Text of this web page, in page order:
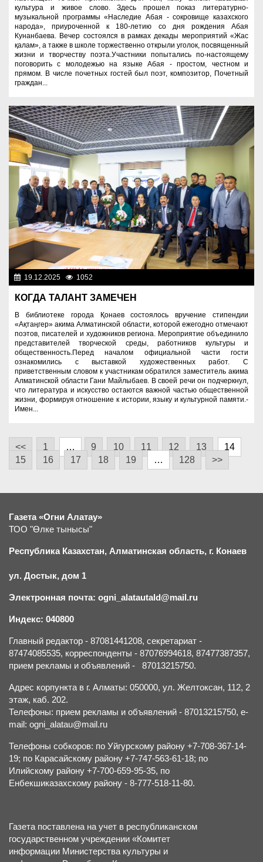
культура и живое слово. Здесь прошел показ литературно-
музыкальной программы «Наследие Абая - сокровище казахского
народа», приуроченной к 180-летию со дня рождения Абая
Кунанбаева. Вечер состоялся в рамках декады мероприятий «Жас
қалам», а также в школе торжественно открыли уголок, посвященный
жизни и творчеству поэта.Участники попытались по-настоящему
поговорить с молодежью на языке Абая - простом, честном и
прямом. В числе почетных гостей был поэт, композитор, Почетный
граждан...
19.12.2025 1052
КОГДА ТАЛАНТ ЗАМЕЧЕН
В библиотеке города Қонаев состоялось вручение стипендии
«Ақтаңгер» акима Алматинской области, которой ежегодно отмечают
поэтов, писателей и художников региона. Мероприятие объединило
представителей творческой среды, работников культуры и
общественность.Перед началом официальной части гости
ознакомились с выставкой художественных работ. С
приветственным словом к участникам обратился заместитель акима
Алматинской области Гани Майлыбаев. В своей речи он подчеркнул,
что литература и искусство остаются важной частью общественной
жизни, формируя отношение к истории, языку и культурной памяти.-
Имен...
<< 1 … 9 10 11 12 13
14
15
16 17 18 19 … 128 >>
Газета «Огни Алатау»
ТОО "Өлке тынысы"
Республика Казахстан, Алматинская область, г. Конаев
ул. Достык, дом 1
Электронная почта: ogni_alatautald@mail.ru
Индекс: 040800
Главный редактор - 87081441208, секретариат -
87474085535, корреспонденты - 87076994618, 87477387357,
прием рекламы и объявлений - 87013215750.
Адрес корпункта в г. Алматы: 050000, ул. Желтоксан, 112, 2
этаж, каб. 202.
Телефоны: прием рекламы и объявлений - 87013215750, e-
mail: ogni_alatau@mail.ru
Телефоны собкоров: по Уйгурскому району +7-708-367-14-
19; по Карасайскому району +7-747-563-61-18; по
Илийскому району +7-700-659-95-35, по
Енбекшиказахскому району - 8-777-518-11-80.
Газета поставлена на учет в республиканском
государственном учреждении «Комитет
информации Министерства культуры и